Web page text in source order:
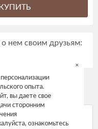
КУПИТЬ
нем своим друзьям:
опыта.
вы даете свое
сторонним
ознакомьтесь
×